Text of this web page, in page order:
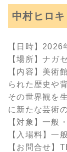
中村ヒロ
【日時】
【場所】ナガ
【内容】美術
られた歴史や
その世界観を
に新たな芸術
【対象】一般
【入場料】一
【お問合せ